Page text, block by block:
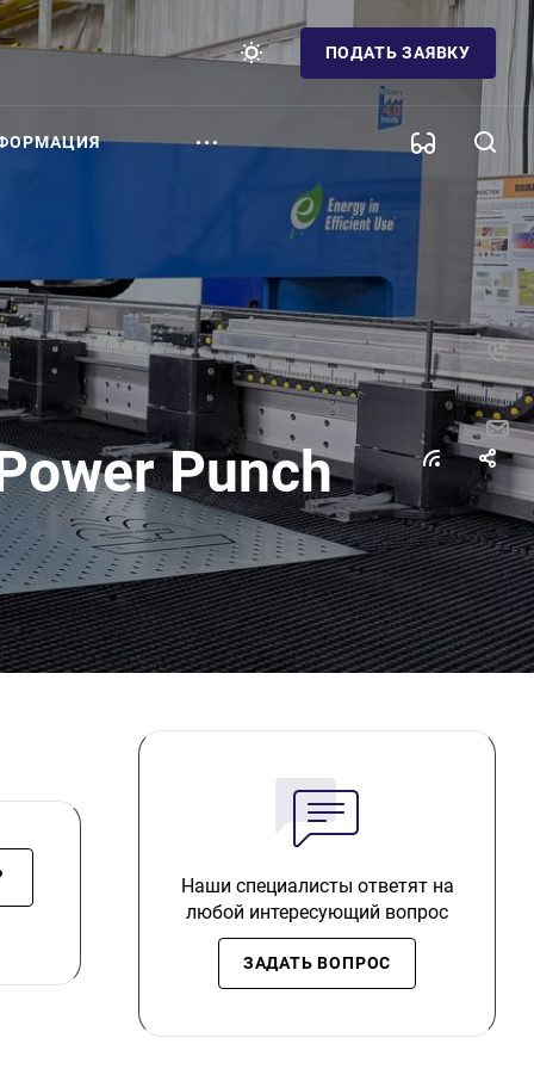
ПОДАТЬ ЗАЯВКУ
Punch
Наши специалисты ответят на
любой интересующий вопрос
ЗАДАТЬ ВОПРОС